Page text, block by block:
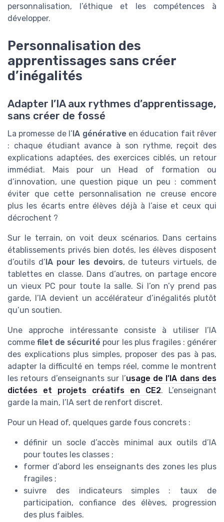
personnalisation, l’éthique et les compétences à
développer.
Personnalisation des
apprentissages sans créer
d’inégalités
Adapter l’IA aux rythmes d’apprentissage,
sans créer de fossé
La promesse de l’IA générative en éducation fait rêver
: chaque étudiant avance à son rythme, reçoit des
explications adaptées, des exercices ciblés, un retour
immédiat. Mais pour un Head of formation ou
d’innovation, une question pique un peu : comment
éviter que cette personnalisation ne creuse encore
plus les écarts entre élèves déjà à l’aise et ceux qui
décrochent ?
Sur le terrain, on voit deux scénarios. Dans certains
établissements privés bien dotés, les élèves disposent
d’outils d’IA pour les devoirs, de tuteurs virtuels, de
tablettes en classe. Dans d’autres, on partage encore
un vieux PC pour toute la salle. Si l’on n’y prend pas
garde, l’IA devient un accélérateur d’inégalités plutôt
qu’un soutien.
Une approche intéressante consiste à utiliser l’IA
commefilet de sécurité pour les plus fragiles : générer
des explications plus simples, proposer des pas à pas,
adapter la difficulté en temps réel, comme le montrent
les retours d’enseignants sur l’usage de l’IA dans des
dictées et projets créatifs en CE2. L’enseignant
garde la main, l’IA sert de renfort discret.
Pour un Head of, quelques garde fous concrets :
définir un socle d’accès minimal aux outils d’IA
pour toutes les classes ;
former d’abord les enseignants des zones les plus
fragiles ;
suivre des indicateurs simples : taux de
participation, confiance des élèves, progression
des plus faibles.